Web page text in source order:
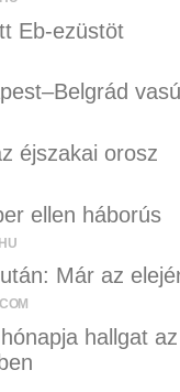
Eb-ezüstöt
éjszakai orosz
ellen háborús
Már az
hallgat az